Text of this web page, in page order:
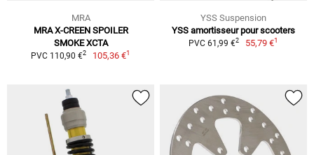
MRA
MRA X-CREEN SPOILER
SMOKE XCTA
PVC 110,90 €2 105,36 €1
YSS Suspension
YSS amortisseur pour scooters
PVC 61,99 €2 55,79 €1